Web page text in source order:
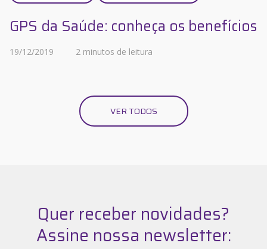
GPS da Saúde: conheça os benefícios
19/12/2019 2 minutos de leitura
VER TODOS
Quer receber novidades?
Assine nossa newsletter: